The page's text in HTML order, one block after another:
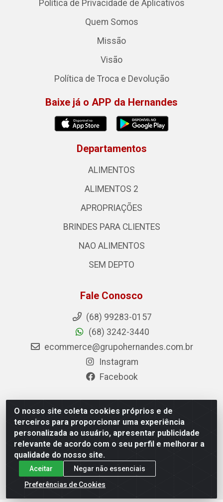
O nosso site coleta cookies próprios e de
terceiros para proporcionar uma experiência
personalizada ao usuário, apresentar publicidade
relevante de acordo com o seu perfil e melhorar a
qualidade do nosso site.
Aceitar
Negar não essenciais
Preferências de Cookies
Política de Privacidade de Aplicativos
Quem Somos
Missão
Visão
Política de Troca e Devolução
Baixe já o APP da Hernandes
Departamentos
ALIMENTOS
ALIMENTOS 2
APROPRIAÇÕES
BRINDES PARA CLIENTES
NAO ALIMENTOS
SEM DEPTO
Fale Conosco
(68) 99283-0157
(68) 3242-3440
ecommerce@grupohernandes.com.br
Instagram
Facebook
Hernandes - Atacado e Distribuições - Rodovia
Transacreana, 2155 - Floresta Sul, Rio Branco/AC - CEP
69.912-290 - CNPJ 12.996.556/0001-69